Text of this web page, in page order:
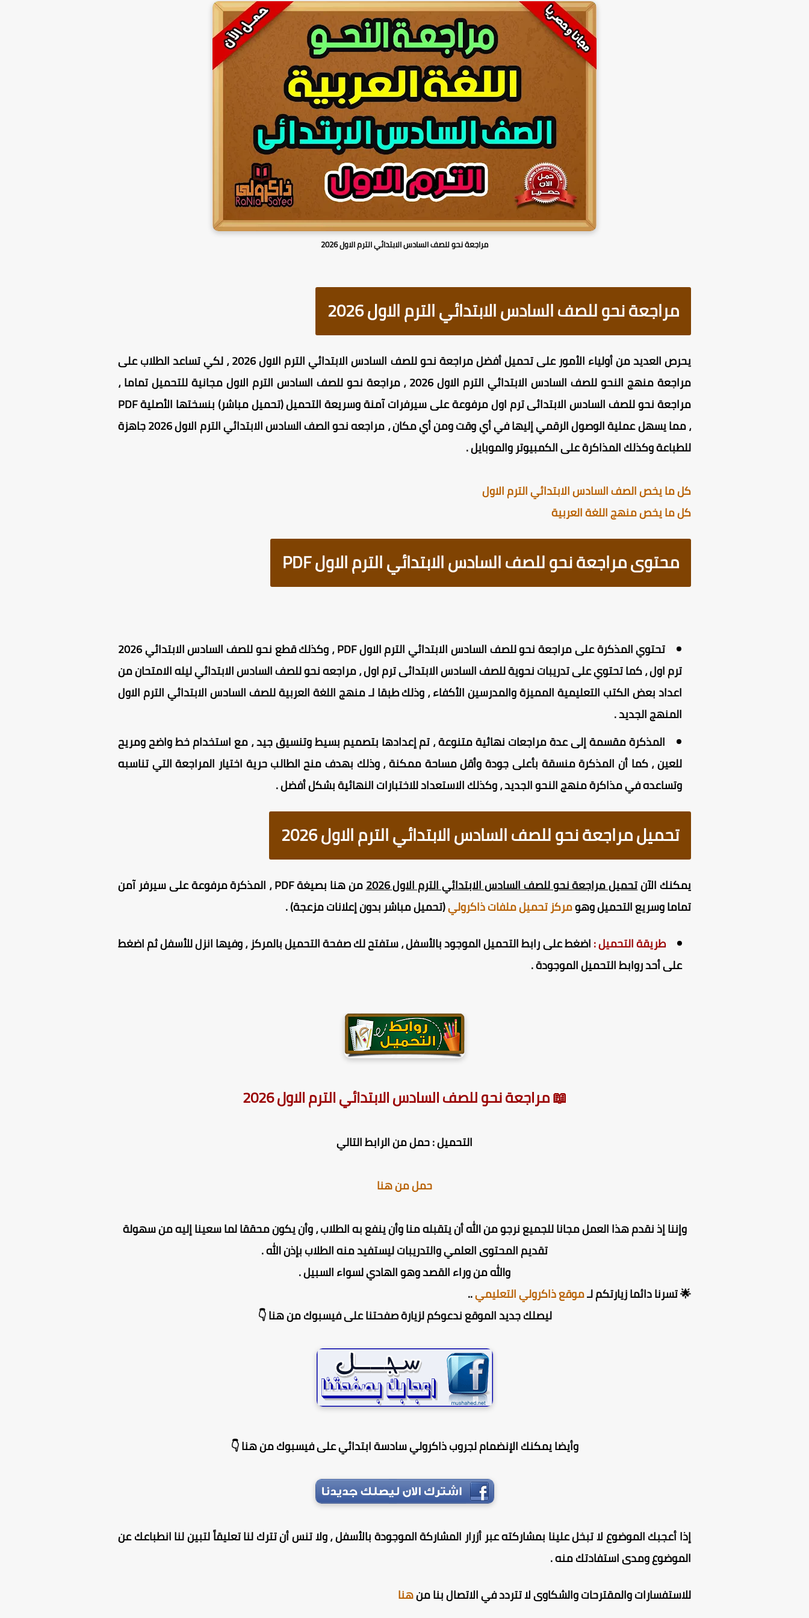
مراجعة نحو للصف السادس الابتدائي الترم الاول 2026
مراجعة نحو للصف السادس الابتدائي الترم الاول 2026
يحرص العديد من أولياء الأمور على تحميل أفضل مراجعة نحو للصف السادس الابتدائي الترم الاول 2026 ، لكي تساعد الطلاب على
مراجعة منهج النحو للصف السادس الابتدائي الترم الاول 2026 ، مراجعة نحو للصف السادس الترم الاول مجانية للتحميل تماما ،
مراجعة نحو للصف السادس الابتدائى ترم اول مرفوعة على سيرفرات آمنة وسريعة التحميل (تحميل مباشر) بنسختها الأصلية PDF
، مما يسهل عملية الوصول الرقمي إليها في أي وقت ومن أي مكان ، مراجعه نحو الصف السادس الابتدائي الترم الاول 2026 جاهزة
للطباعة وكذلك المذاكرة على الكمبيوتر والموبايل .
كل ما يخص الصف السادس الابتدائي الترم الاول
كل ما يخص منهج اللغة العربية
محتوى مراجعة نحو للصف السادس الابتدائي الترم الاول PDF
تحتوي المذكرة على مراجعة نحو للصف السادس الابتدائي الترم الاول PDF ، وكذلك قطع نحو للصف السادس الابتدائي 2026
ترم اول ، كما تحتوي على تدريبات نحوية للصف السادس الابتدائى ترم اول ، مراجعه نحو للصف السادس الابتدائي ليله الامتحان من
اعداد بعض الكتب التعليمية المميزة والمدرسين الأكفاء ، وذلك طبقا لـ منهج اللغة العربية للصف السادس الابتدائي الترم الاول
المنهج الجديد .
المذكرة مقسمة إلى عدة مراجعات نهائية متنوعة ، تم إعدادها بتصميم بسيط وتنسيق جيد ، مع استخدام خط واضح ومريح
للعين ، كما أن المذكرة منسقة بأعلى جودة وأقل مساحة ممكنة ، وذلك بهدف منح الطالب حرية اختيار المراجعة التي تناسبه
وتساعده في مذاكرة منهج النحو الجديد ، وكذلك الاستعداد للاختبارات النهائية بشكل أفضل .
تحميل مراجعة نحو للصف السادس الابتدائي الترم الاول 2026
يمكنك الآنتحميل مراجعة نحو للصف السادس الابتدائي الترم الاول 2026
من هنا بصيغة PDF ، المذكرة مرفوعة على سيرفر آمن
تماما وسريع التحميل وهومركز تحميل ملفات ذاكرولي(تحميل مباشر بدون إعلانات مزعجة) .
طريقة التحميل :اضغط على رابط التحميل الموجود بالأسفل ، ستفتح لك صفحة التحميل بالمركز ، وفيها انزل للأسفل ثم اضغط
على أحد روابط التحميل الموجودة .
📖 مراجعة نحو للصف السادس الابتدائي الترم الاول 2026
التحميل : حمل من الرابط التالي
حمل من هنا
وإننا إذ نقدم هذا العمل مجانا للجميع نرجو من الله أن يتقبله منا وأن ينفع به الطلاب ، وأن يكون محققا لما سعينا إليه من سهولة
تقديم المحتوى العلمي والتدريبات ليستفيد منه الطلاب بإذن الله .
والله من وراء القصد وهو الهادي لسواء السبيل .
🌟 تسرنا دائما زيارتكم لـموقع ذاكرولي التعليمي..
ليصلك جديد الموقع ندعوكم لزيارة صفحتنا على فيسبوك من هنا 👇
وأيضا يمكنك الإنضمام لجروب ذاكرولي سادسة ابتدائي على فيسبوك من هنا 👇
إذا أعجبك الموضوع لا تبخل علينا بمشاركته عبر أزرار المشاركة الموجودة بالأسفل ، ولا تنس أن تترك لنا تعليقاً لتبين لنا انطباعك عن
الموضوع ومدى استفادتك منه .
للاستفسارات والمقترحات والشكاوى لا تتردد في الاتصال بنا منهنا